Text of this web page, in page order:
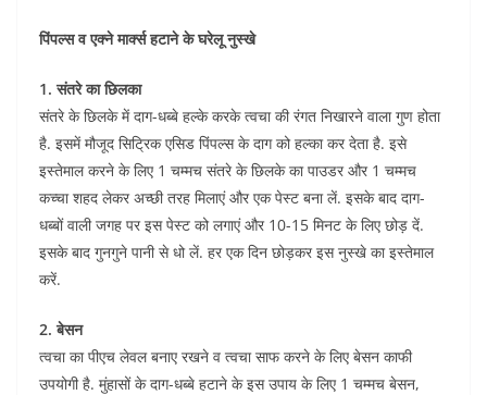
पिंपल्स व एक्ने मार्क्स हटाने के घरेलू नुस्खे
1. संतरे का छिलका
संतरे के छिलके में दाग-धब्बे हल्के करके त्वचा की रंगत निखारने वाला गुण होता
है. इसमें मौजूद सिट्रिक एसिड पिंपल्स के दाग को हल्का कर देता है. इसे
इस्तेमाल करने के लिए 1 चम्मच संतरे के छिलके का पाउडर और 1 चम्मच
कच्चा शहद लेकर अच्छी तरह मिलाएं और एक पेस्ट बना लें. इसके बाद दाग-
धब्बों वाली जगह पर इस पेस्ट को लगाएं और 10-15 मिनट के लिए छोड़ दें.
इसके बाद गुनगुने पानी से धो लें. हर एक दिन छोड़कर इस नुस्खे का इस्तेमाल
करें.
2. बेसन
त्वचा का पीएच लेवल बनाए रखने व त्वचा साफ करने के लिए बेसन काफी
उपयोगी है. मुंहासों के दाग-धब्बे हटाने के इस उपाय के लिए 1 चम्मच बेसन,